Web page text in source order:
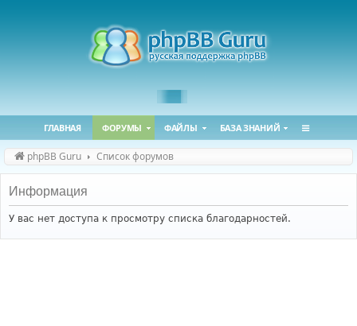
ГЛАВНАЯ ФОРУМЫ ФАЙЛЫ БАЗА ЗНАНИЙ
phpBB Guru Список форумов
Информация
У вас нет доступа к просмотру списка благодарностей.